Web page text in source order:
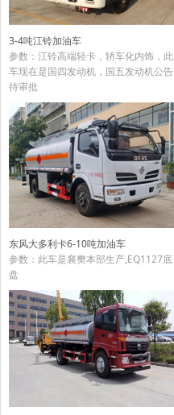
3-4吨江铃加油车
参数：江铃高端轻卡，轿车化内饰，此
车现在是国四发动机，国五发动机公告
待审批
东风大多利卡6-10吨加油车
参数：此车是襄樊本部生产,EQ1127底
盘